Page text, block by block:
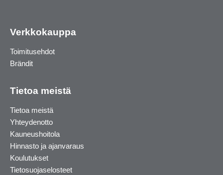
Verkkokauppa
Toimitusehdot
Brändit
Tietoa meistä
Tietoa meistä
Yhteydenotto
Kauneushoitola
Hinnasto ja ajanvaraus
Koulutukset
Tietosuojaselosteet